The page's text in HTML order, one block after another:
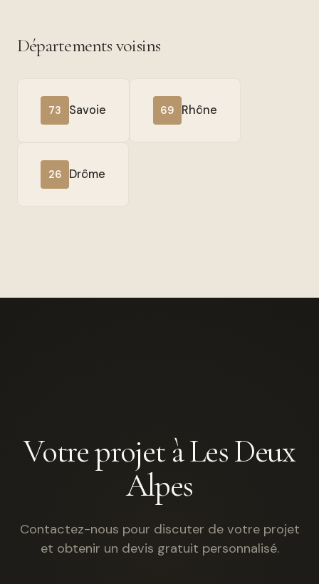
Départements voisins
73 Savoie 69 Rhône
26 Drôme
Votre projet à Les Deux
Alpes
Contactez-nous pour discuter de votre projet
et obtenir un devis gratuit personnalisé.